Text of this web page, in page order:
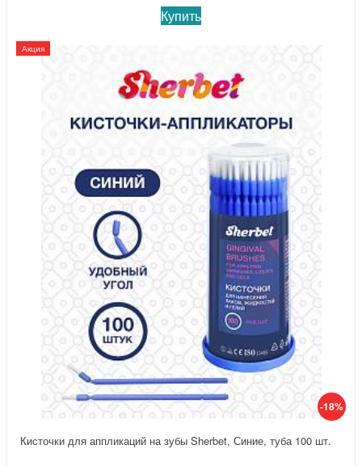
Купить
-18%
Акция
Кисточки для аппликаций на зубы Sherbet, Синие, туба 100 шт.